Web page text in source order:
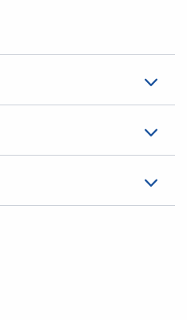
4008705051187